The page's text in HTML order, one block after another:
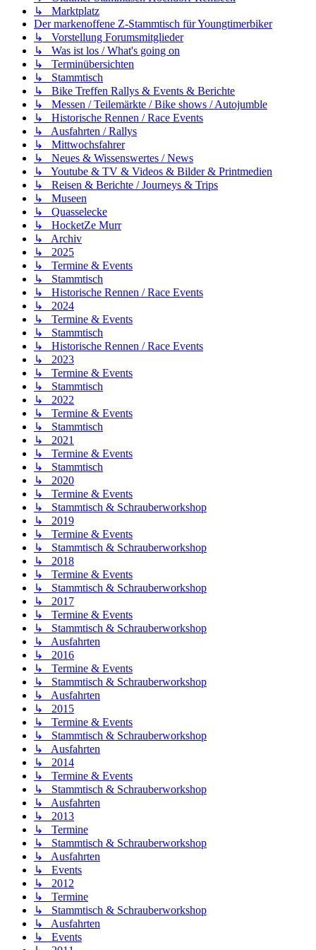
↳ Marktplatz
Der markenoffene Z-Stammtisch für Youngtimerbiker
↳ Vorstellung Forumsmitglieder
↳ Was ist los / What's going on
↳ Terminübersichten
↳ Stammtisch
↳ Bike Treffen Rallys & Events & Berichte
↳ Messen / Teilemärkte / Bike shows / Autojumble
↳ Historische Rennen / Race Events
↳ Ausfahrten / Rallys
↳ Mittwochsfahrer
↳ Neues & Wissenswertes / News
↳ Youtube & TV & Videos & Bilder & Printmedien
↳ Reisen & Berichte / Journeys & Trips
↳ Museen
↳ Quasselecke
↳ HocketZe Murr
↳ Archiv
↳ 2025
↳ Termine & Events
↳ Stammtisch
↳ Historische Rennen / Race Events
↳ 2024
↳ Termine & Events
↳ Stammtisch
↳ Historische Rennen / Race Events
↳ 2023
↳ Termine & Events
↳ Stammtisch
↳ 2022
↳ Termine & Events
↳ Stammtisch
↳ 2021
↳ Termine & Events
↳ Stammtisch
↳ 2020
↳ Termine & Events
↳ Stammtisch & Schrauberworkshop
↳ 2019
↳ Termine & Events
↳ Stammtisch & Schrauberworkshop
↳ 2018
↳ Termine & Events
↳ Stammtisch & Schrauberworkshop
↳ 2017
↳ Termine & Events
↳ Stammtisch & Schrauberworkshop
↳ Ausfahrten
↳ 2016
↳ Termine & Events
↳ Stammtisch & Schrauberworkshop
↳ Ausfahrten
↳ 2015
↳ Termine & Events
↳ Stammtisch & Schrauberworkshop
↳ Ausfahrten
↳ 2014
↳ Termine & Events
↳ Stammtisch & Schrauberworkshop
↳ Ausfahrten
↳ 2013
↳ Termine
↳ Stammtisch & Schrauberworkshop
↳ Ausfahrten
↳ Events
↳ 2012
↳ Termine
↳ Stammtisch & Schrauberworkshop
↳ Ausfahrten
↳ Events